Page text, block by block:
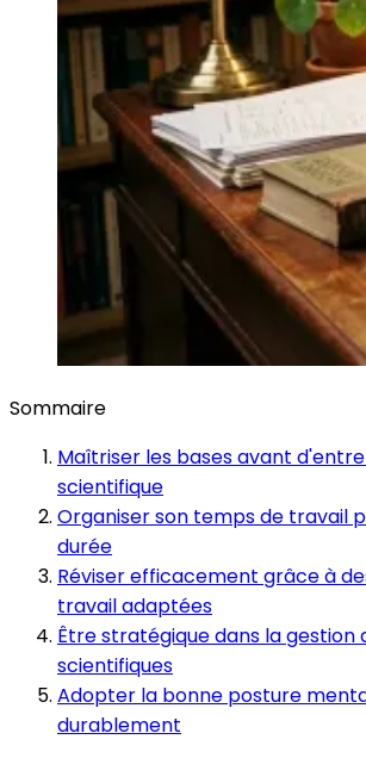
Sommaire
Maîtriser les bases avant
scientifique
Organiser son temps de travail
durée
Réviser efficacement grâce à
travail adaptées
Être stratégique dans la gestion
scientifiques
Adopter la bonne posture
durablement